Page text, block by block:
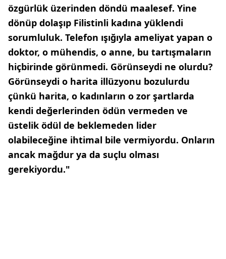
özgürlük üzerinden döndü maalesef. Yine
dönüp dolaşıp Filistinli kadına yüklendi
sorumluluk. Telefon ışığıyla ameliyat yapan o
doktor, o mühendis, o anne, bu tartışmaların
hiçbirinde görünmedi. Görünseydi ne olurdu?
Görünseydi o harita illüzyonu bozulurdu
çünkü harita, o kadınların o zor şartlarda
kendi değerlerinden ödün vermeden ve
üstelik ödül de beklemeden lider
olabileceğine ihtimal bile vermiyordu. Onların
ancak mağdur ya da suçlu olması
gerekiyordu."